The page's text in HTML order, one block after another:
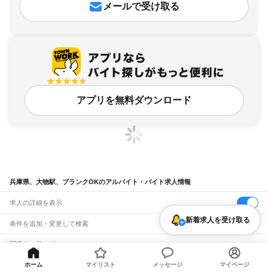
メールで受け取る
アプリを無料ダウンロード
兵庫県、大物駅、ブランクOKのアルバイト・バイト求人情報
求人の詳細を表示
条件を追加・変更して検索
市区町村を追加・変更
兵庫県
兵庫県 すべて
駅を追加・変更
関連キーワード
完全在宅ワーク 全国 シール貼り 在宅 ガチャガチャ
バイトTOP
尼崎市 ブランクOKのアルバイト・バイ
新着求人を受け取る
ホーム マイリスト メッセージ マイページ